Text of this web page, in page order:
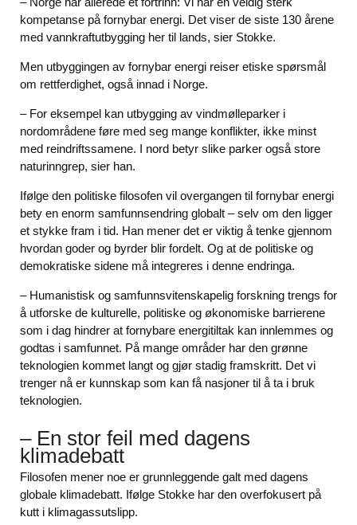
kompetanse på fornybar energi. Det viser de siste 130 årene
med vannkraftutbygging her til lands, sier Stokke.
Men utbyggingen av fornybar energi reiser etiske spørsmål
om rettferdighet, også innad i Norge.
– For eksempel kan utbygging av vindmølleparker i
nordområdene føre med seg mange konflikter, ikke minst
med reindriftssamene. I nord betyr slike parker også store
naturinngrep, sier han.
Ifølge den politiske filosofen vil overgangen til fornybar energi
bety en enorm samfunnsendring globalt – selv om den ligger
et stykke fram i tid. Han mener det er viktig å tenke gjennom
hvordan goder og byrder blir fordelt. Og at de politiske og
demokratiske sidene må integreres i denne endringa.
– Humanistisk og samfunnsvitenskapelig forskning trengs for
å utforske de kulturelle, politiske og økonomiske barrierene
som i dag hindrer at fornybare energitiltak kan innlemmes og
godtas i samfunnet. På mange områder har den grønne
teknologien kommet langt og gjør stadig framskritt. Det vi
trenger nå er kunnskap som kan få nasjoner til å ta i bruk
teknologien.
– En stor feil med dagens
klimadebatt
Filosofen mener noe er grunnleggende galt med dagens
globale klimadebatt. Ifølge Stokke har den overfokusert på
kutt i klimagassutslipp.